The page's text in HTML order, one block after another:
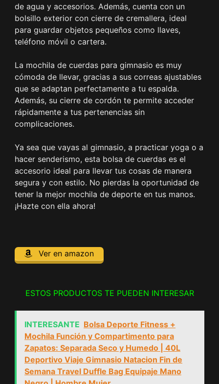
de agua y accesorios. Además, cuenta con un
bolsillo exterior con cierre de cremallera, ideal
para guardar objetos pequeños como llaves,
teléfono móvil o cartera.
La mochila de cuerdas para gimnasio es muy
cómoda de llevar, gracias a sus correas ajustables
que se adaptan perfectamente a tu espalda.
Además, su cierre de cordón te permite acceder
rápidamente a tus pertenencias sin
complicaciones.
Ya sea que vayas al gimnasio, a practicar yoga o a
hacer senderismo, esta bolsa de cuerdas es el
accesorio ideal para llevar tus cosas de manera
segura y con estilo. No pierdas la oportunidad de
tener la mejor mochila de deporte en tus manos.
¡Hazte con ella ahora!
Ver en amazon
ESTOS PRODUCTOS TE PUEDEN INTERESAR
INTERESANTE Bolsa Deporte Fitness +
Mochila Función y Compartimento para
Zapatos: Separada Seco y Humedo | 40L
Deportivo Viaje Gimnasio Natacion Fin de
Semana Travel Duffle Bag Equipaje Mano